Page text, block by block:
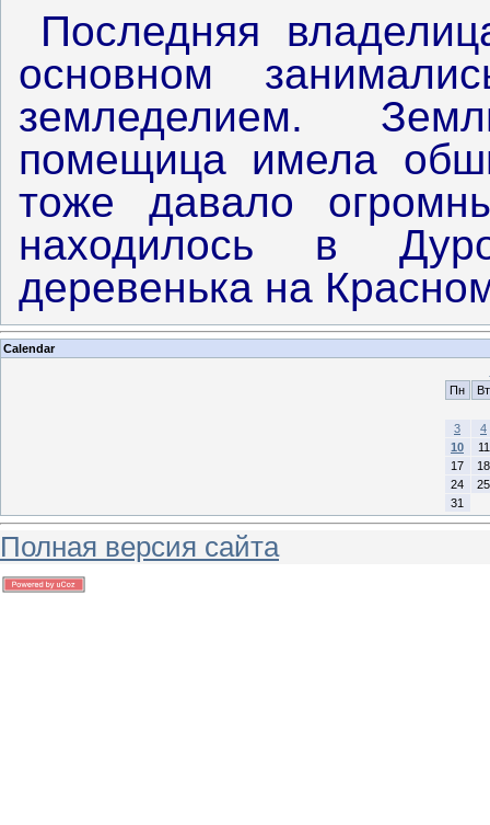
Последняя
основном
земледелием.
помещица имела
тоже давало
находилось в
деревенька на
Calendar
Пн
Вт
3
4
10
11
17
18
24
25
31
Полная версия сайта